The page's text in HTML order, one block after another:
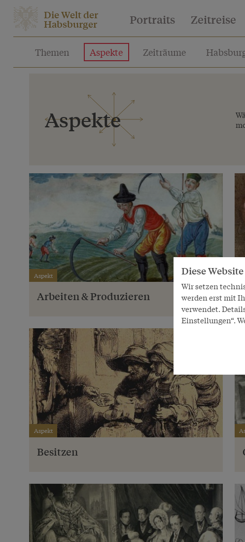
Die Welt der
Habsburger Portraits Zeitreise
Themen Aspekte Zeiträume
Aspekte
Aspekt
Arbeiten & Produzieren
Aspekt
Besitzen
Diese
Wir setzen
werden erst mit
verwendet.
Einstellungen“.